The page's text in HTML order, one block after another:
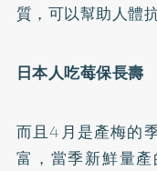
質，可以幫助人體抗
日本人吃莓保長壽
而且4月是產梅的
富，當季新鮮量